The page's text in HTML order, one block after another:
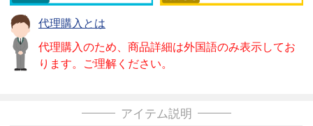
代理購入とは
代理購入のため、商品詳細は外国語のみ表示してお
ります。ご理解ください。
アイテム説明